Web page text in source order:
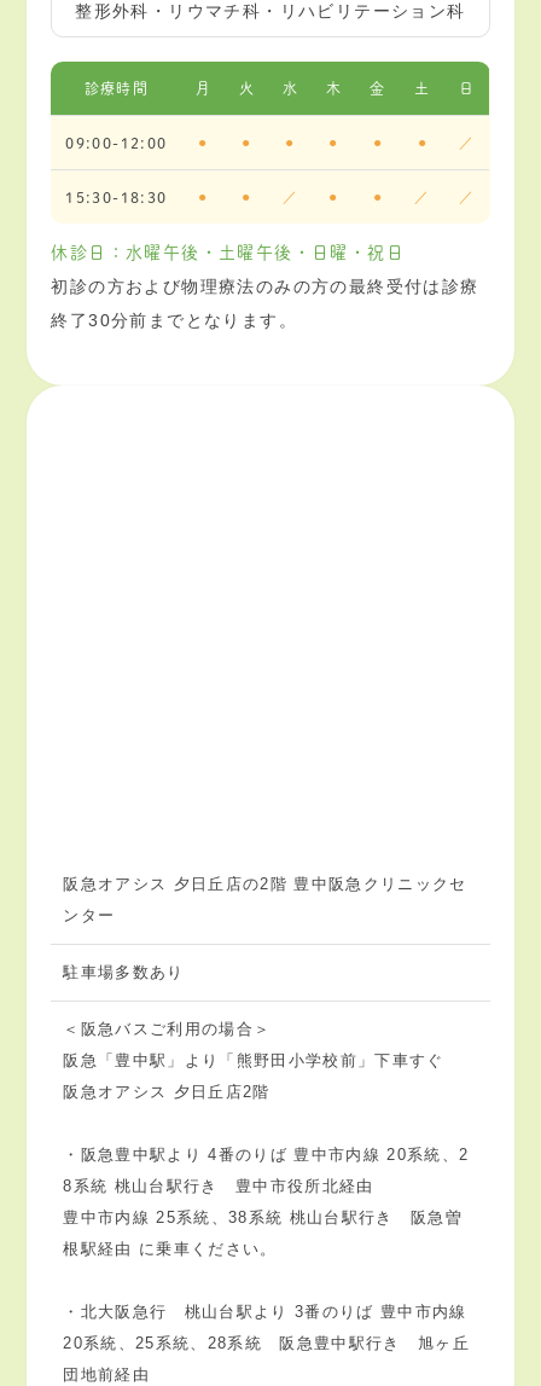
整形外科・リウマチ科・リハビリテーション科
診療時間 月 火 水 木 金 土 日
09:00-12:00 ● ● ● ● ● ● ／
15:30-18:30 ● ● ／ ● ● ／ ／
休診日：水曜午後・土曜午後・日曜・祝日
初診の方および物理療法のみの方の最終受付は診療
終了30分前までとなります。
阪急オアシス 夕日丘店の2階 豊中阪急クリニックセ
ンター
駐車場多数あり
＜阪急バスご利用の場合＞
阪急「豊中駅」より「熊野田小学校前」下車すぐ
阪急オアシス 夕日丘店2階
・阪急豊中駅より 4番のりば 豊中市内線 20系統、2
8系統 桃山台駅行き 豊中市役所北経由
豊中市内線 25系統、38系統 桃山台駅行き 阪急曽
根駅経由 に乗車ください。
・北大阪急行 桃山台駅より 3番のりば 豊中市内線
20系統、25系統、28系統 阪急豊中駅行き 旭ヶ丘
団地前経由